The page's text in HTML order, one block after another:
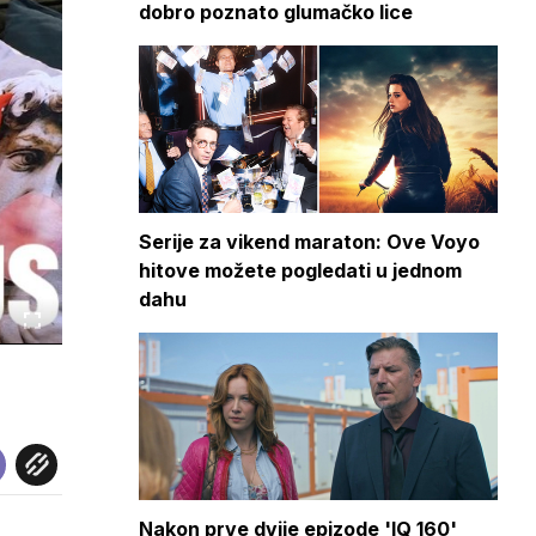
dobro poznato glumačko lice
Serije za vikend maraton: Ove Voyo
hitove možete pogledati u jednom
dahu
Nakon prve dvije epizode 'IQ 160'